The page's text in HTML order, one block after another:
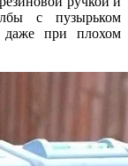
с пузырьком
даже при плохом